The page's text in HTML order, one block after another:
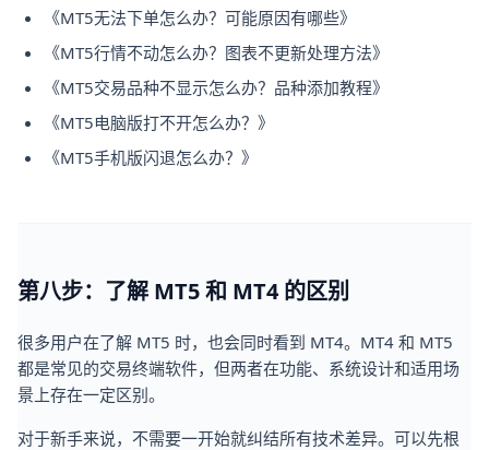
《MT5无法下单怎么办？可能原因有哪些》
《MT5行情不动怎么办？图表不更新处理方法》
《MT5交易品种不显示怎么办？品种添加教程》
《MT5电脑版打不开怎么办？》
《MT5手机版闪退怎么办？》
第八步：了解 MT5 和 MT4 的区别
很多用户在了解 MT5 时，也会同时看到 MT4。MT4 和 MT5
都是常见的交易终端软件，但两者在功能、系统设计和适用场
景上存在一定区别。
对于新手来说，不需要一开始就纠结所有技术差异。可以先根